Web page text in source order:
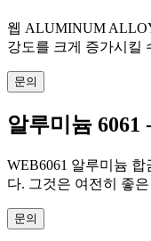
웹 ALUMINUM
강도를 크게 증가시킬
문의
알루미늄 6061
WEB6061 알루미늄
다. 그것은 여전히 ​​좋
문의